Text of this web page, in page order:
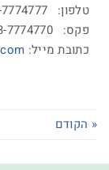
טלפון: 03-7774777
פקס: 03-7774770
כתובת מייל:
« הקודם